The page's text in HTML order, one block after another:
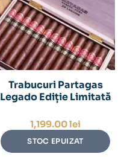
Trabucuri Partagas
Legado Ediție Limitată
1,199.00lei
STOC EPUIZAT